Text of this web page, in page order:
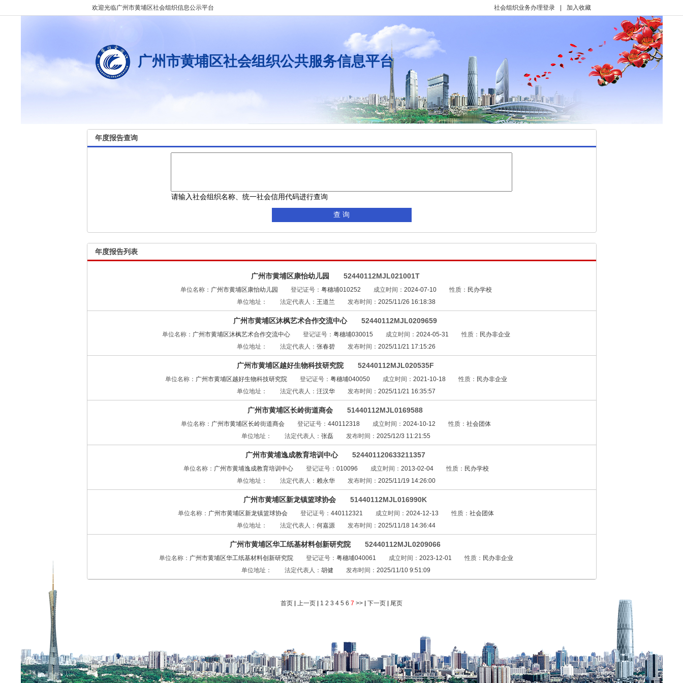
欢迎光临广州市黄埔区社会组织信息公示平台 社会组织业务办理登录 加入收藏
广州市黄埔区社会组织公共服务信息平台
年度报告查询
请输入社会组织名称、统一社会信用代码进行查询
年度报告列表
广州市黄埔区康怡幼儿园 52440112MJL021001T
单位名称： 广州市黄埔区康怡幼儿园 登记证号： 粤穗埔010252 成立时间： 2024-07-10 性质： 民办学校
单位地址：
法定代表人： 王道兰 发布时间： 2025/11/26 16:18:38
广州市黄埔区沐枫艺术合作交流中心 52440112MJL0209659
单位名称： 广州市黄埔区沐枫艺术合作交流中心 登记证号： 粤穗埔030015 成立时间： 2024-05-31 性质： 民办非企业
单位地址：
法定代表人： 张春碧 发布时间： 2025/11/21 17:15:26
广州市黄埔区越好生物科技研究院 52440112MJL020535F
单位名称： 广州市黄埔区越好生物科技研究院 登记证号： 粤穗埔040050 成立时间： 2021-10-18 性质： 民办非企业
单位地址：
法定代表人： 汪汉华 发布时间： 2025/11/21 16:35:57
广州市黄埔区长岭街道商会 51440112MJL0169588
单位名称： 广州市黄埔区长岭街道商会 登记证号： 440112318 成立时间： 2024-10-12 性质： 社会团体
单位地址：
法定代表人： 张磊 发布时间： 2025/12/3 11:21:55
广州市黄埔逸成教育培训中心 524401120633211357
单位名称： 广州市黄埔逸成教育培训中心 登记证号： 010096 成立时间： 2013-02-04 性质： 民办学校
单位地址：
法定代表人： 赖永华 发布时间： 2025/11/19 14:26:00
广州市黄埔区新龙镇篮球协会 51440112MJL016990K
单位名称： 广州市黄埔区新龙镇篮球协会 登记证号： 440112321 成立时间： 2024-12-13 性质： 社会团体
单位地址：
法定代表人： 何嘉源 发布时间： 2025/11/18 14:36:44
广州市黄埔区华工纸基材料创新研究院 52440112MJL0209066
单位名称： 广州市黄埔区华工纸基材料创新研究院 登记证号： 粤穗埔040061 成立时间： 2023-12-01 性质： 民办非企业
单位地址：
法定代表人： 胡健 发布时间： 2025/11/10 9:51:09
首页 上一页 1 2 3 4 5 6 7 >> 下一页 尾页